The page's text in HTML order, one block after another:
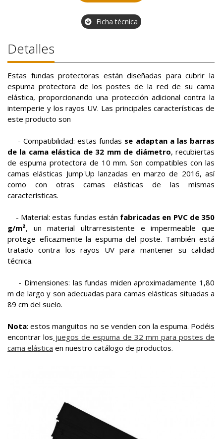
Ficha técnica
Detalles
Estas fundas protectoras están diseñadas para cubrir la
espuma protectora de los postes de la red de su cama
elástica, proporcionando una protección adicional contra la
intemperie y los rayos UV. Las principales características de
este producto son
- Compatibilidad: estas fundas se adaptan a las barras
de la cama elástica de 32 mm de diámetro, recubiertas
de espuma protectora de 10 mm. Son compatibles con las
camas elásticas Jump'Up lanzadas en marzo de 2016, así
como con otras camas elásticas de las mismas
características.
- Material: estas fundas están fabricadas en PVC de 350
g/m², un material ultrarresistente e impermeable que
protege eficazmente la espuma del poste. También está
tratado contra los rayos UV para mantener su calidad
técnica.
- Dimensiones: las fundas miden aproximadamente 1,80
m de largo y son adecuadas para camas elásticas situadas a
89 cm del suelo.
Nota: estos manguitos no se venden con la espuma. Podéis
encontrar los juegos de espuma de 32 mm para postes de
cama elástica en nuestro catálogo de productos.